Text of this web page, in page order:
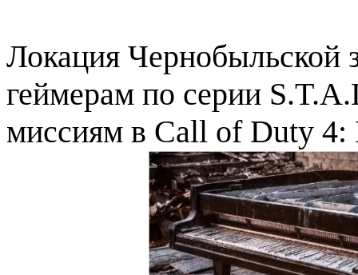
Локация Чернобыльской
геймерам по серии
миссиям в Call of Duty 4: